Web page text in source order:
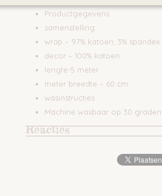
Productgegevens
samenstelling:
wrap – 97% katoen, 3% spandex
decor – 100% katoen
lengte-5 meter
meter breedte – 60 cm
wasinstructies
Machine wasbaar op 30
Reacties